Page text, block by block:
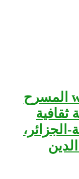
www.tna.dz المسرح
الجزائر،